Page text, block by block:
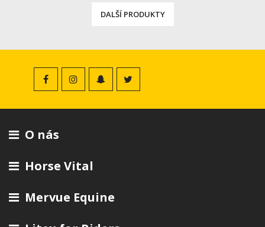
DALŠÍ PRODUKTY
O nás
Horse Vital
Mervue Equine